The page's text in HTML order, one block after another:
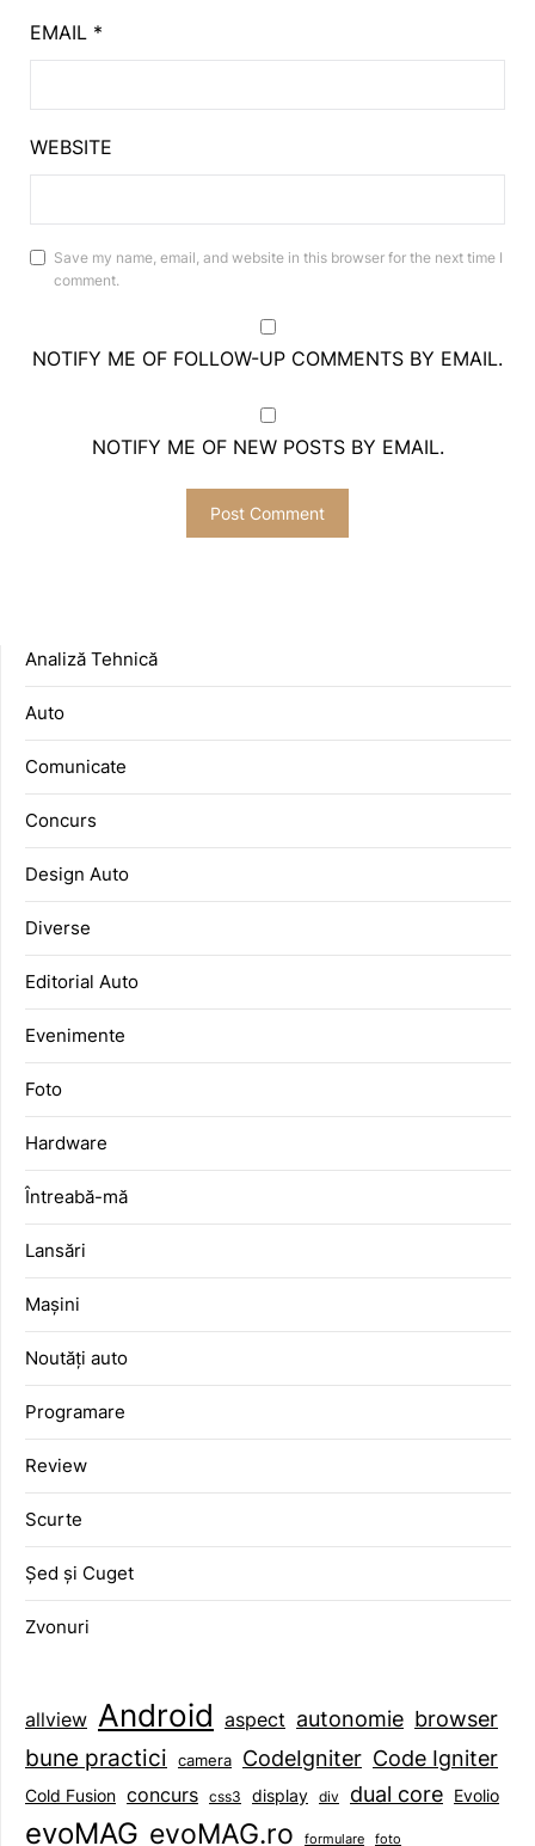
EMAIL *
WEBSITE
Save my name, email, and website in this browser for the next time I
comment.
NOTIFY ME OF FOLLOW-UP COMMENTS BY EMAIL.
NOTIFY ME OF NEW POSTS BY EMAIL.
Analiză Tehnică
Auto
Comunicate
Concurs
Design Auto
Diverse
Editorial Auto
Evenimente
Foto
Hardware
Întreabă-mă
Lansări
Mașini
Noutăți auto
Programare
Review
Scurte
Șed și Cuget
Zvonuri
allview Android aspect autonomie browser
bune practici camera CodeIgniter Code Igniter
Cold Fusion concurs css3 display div dual core Evolio
evoMAG evoMAG.ro formulare foto